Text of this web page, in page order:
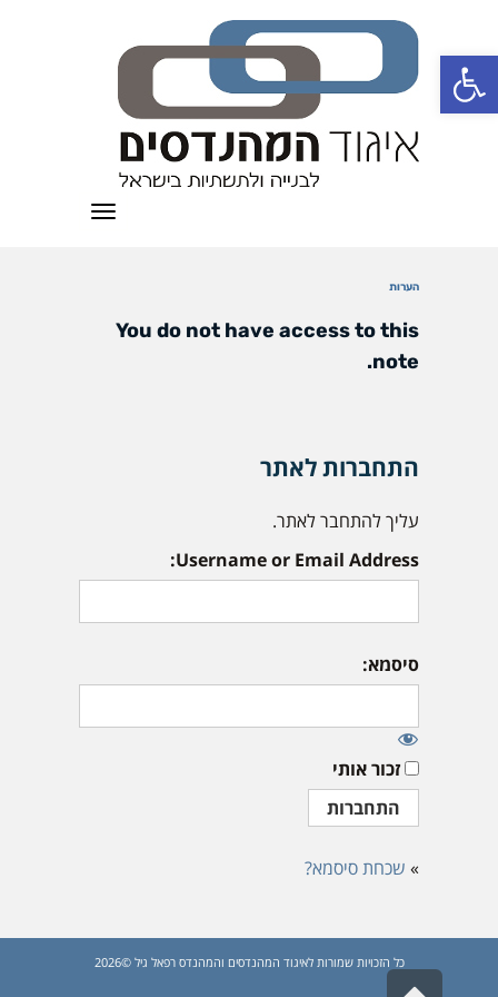
פתח סרגל נגישות
תפריט
הערות
You do not have access to this
note.
התחברות לאתר
עליך להתחבר לאתר.
Username or Email Address:
סיסמא:
זכור אותי
» שכחת סיסמא?
כל הזכויות שמורות לאיגוד המהנדסים והמהנדס רפאל גיל ©2026